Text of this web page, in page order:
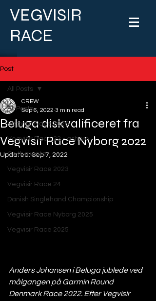
VEGVISIR
RACE
Post
All Posts
Vegvisir Race 2026
Vegvisir Race 22 - ashore
On the water
Vegvisir Race 2023
Vegvisir Race 24
Danish Singlehand Championship
Vegvisir Race Nyborg 2025
Vegvisir Race 2025
All Posts
Beluga diskvalificeret fra
Vegvisir Race Nyborg 2022
CREW
Sep 6, 2022 3 min read
Updated:Sep 7, 2022
Anders Johansen i Beluga jublede ved
målgangen på Garmin Round
Denmark Race 2022. Efter Vegvisir